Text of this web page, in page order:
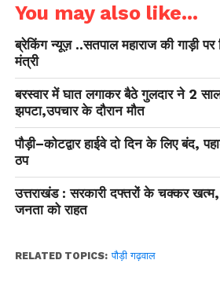
You may also like...
ब्रेकिंग न्यूज़ ..सतपाल महाराज की गाड़ी पर
मंत्री
बरस्वार में घात लगाकर बैठे गुलदार ने 2 साल
झपटा,उपचार के दौरान मौत
पौड़ी–कोटद्वार हाईवे दो दिन के लिए बंद,
ठप
उत्तराखंड : सरकारी दफ्तरों के चक्कर
जनता को राहत
RELATED TOPICS: पौड़ी गढ़वाल